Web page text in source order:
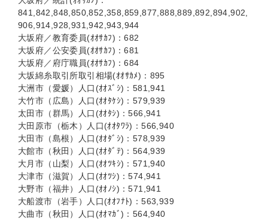
841,842,848,850,852,358,859,877,888,889,892,894,902,
906,914,928,931,942,943,944
大坂府／教育委員(ｵｵｻｶﾌ)：682
大坂府／公安委員(ｵｵｻｶﾌ)：681
大坂府／府庁職員(ｵｵｻｶﾌ)：684
大坂綿糸取引所取引相場(ｵｵｻｶﾒ)：895
大洲市（愛媛）人口(ｵｵｽﾞｼ)：581,941
大竹市（広島）人口(ｵｵﾀｹｼ)：579,939
太田市（群馬）人口(ｵｵﾀｼ)：566,941
大田原市（栃木）人口(ｵｵﾀﾜﾗ)：566,940
大田市（島根）人口(ｵｵﾀﾞｼ)：578,939
大館市（秋田）人口(ｵｵﾀﾞﾃ)：564,939
大月市（山梨）人口(ｵｵﾂｷｼ)：571,940
大津市（滋賀）人口(ｵｵﾂｼ)：574,941
大野市（福井）人口(ｵｵﾉｼ)：571,941
大船渡市（岩手）人口(ｵｵﾌﾅﾄ)：563,939
大曲市（秋田）人口(ｵｵﾏｶﾞ)：564,940